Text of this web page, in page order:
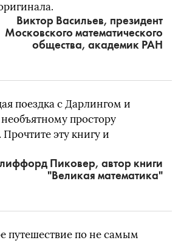
Виктор Васильев, президент
Московского математического
общества, академик РАН
поездка с Дарлингом и
простору
эту книгу и
Пиковер, автор книги
"Великая математика"
путешествие по не самым